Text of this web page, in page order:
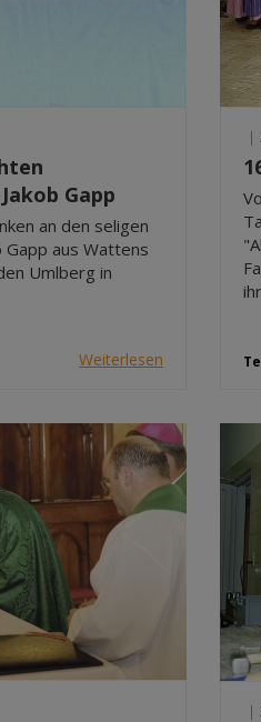
Gapp
an den seligen
aus Wattens
Umlberg in
Weiterlesen
|
|